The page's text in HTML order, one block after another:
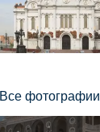
Все фотографии